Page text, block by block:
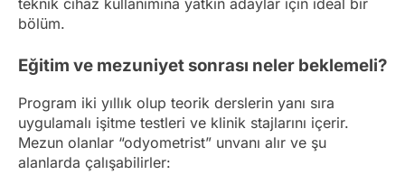
bölüm.
Eğitim ve mezuniyet sonrası neler beklemeli?
Program iki yıllık olup teorik derslerin yanı sıra
uygulamalı işitme testleri ve klinik stajlarını içerir.
Mezun olanlar “odyometrist” unvanı alır ve şu
alanlarda çalışabilirler: